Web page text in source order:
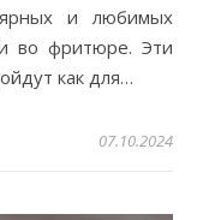
и любимых
во фритюре. Эти
как для…
07.10.2024